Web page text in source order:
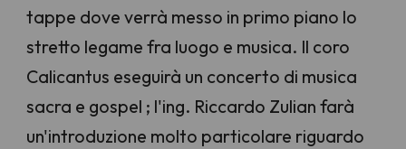
tappe dove verrà messo in primo piano lo
stretto legame fra luogo e musica. Il coro
Calicantus eseguirà un concerto di musica
sacra e gospel ; l'ing. Riccardo Zulian farà
un'introduzione molto particolare riguardo